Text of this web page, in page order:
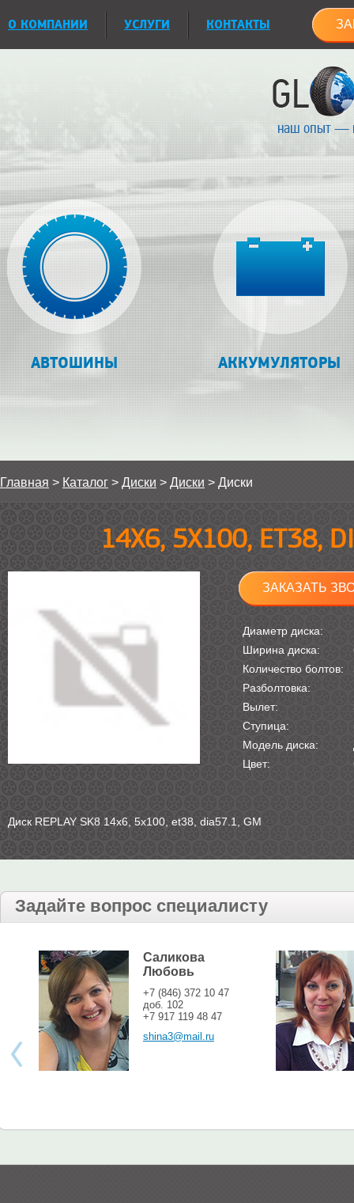
О КОМПАНИИ УСЛУГИ КОНТАКТЫ
наш опыт —
АВТОШИНЫ АККУМУЛЯТОРЫ
Главная > Каталог > Диски > Диски > Диски
14Х6, 5Х100, ET38,
ЗАКАЗАТЬ
Диаметр диска:
Ширина диска:
Количество болтов:
Разболтовка:
Вылет:
Ступица:
Модель диска:
Цвет:
Диск REPLAY SK8 14х6, 5х100, et38, dia57.1, GM
Задайте вопрос специалисту
Саликова
Любовь
+7 (846) 372 10 47
доб. 102
+7 917 119 48 47
shina3@mail.ru